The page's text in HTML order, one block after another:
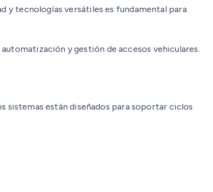
y tecnologías versátiles es fundamental para
y gestión de accesos vehiculares.
sistemas están diseñados para soportar ciclos